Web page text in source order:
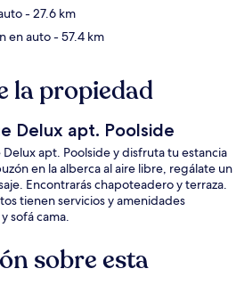
- 27.6 km
en auto- 57.4 km
la propiedad
Delux apt. Poolside
Delux apt. Poolside y disfruta tu estancia
en la alberca al aire libre, regálate un
Encontrarás chapoteadero y terraza.
tienen servicios y amenidades
sofá cama.
sobre esta